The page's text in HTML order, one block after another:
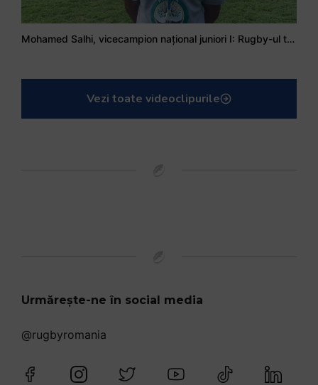
Mohamed Salhi, vicecampion național juniori I: Rugby-ul te învață să accepți și înfrângerile
Vezi toate videoclipurile
Urmărește-ne în social media
@rugbyromania